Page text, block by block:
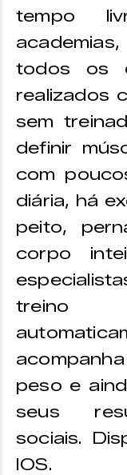
tempo
todos os
realizados
sem
definir
com
diária, há
peito,
corpo
treino
peso e
seus
sociais.
IOS.